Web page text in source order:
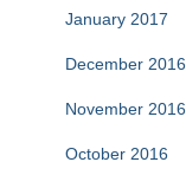
January 2017
December 2016
November 2016
October 2016